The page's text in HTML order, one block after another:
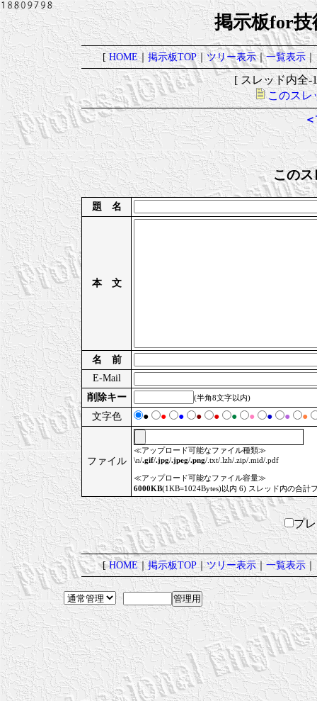
掲示板for技
[HOME｜掲示板TOP｜ツリー表示｜一覧表示｜
[ スレッド内全
このスレ
このス
題 名
本 文
名 前
E-Mail
削除キー
(半角8文字以内)
文字色 ● ● ● ● ● ● ● ● ● ●
ファイル
≪アップロード可能なファイル種類≫
\n/.gif/.jpg/.jpeg/.png/.txt/.lzh/.zip/.mid/.pdf
≪アップロード可能なファイル容量≫
6000KB(1KB=1024Bytes)以内 6) スレッド内の合計
プ
[HOME｜掲示板TOP｜ツリー表示｜一覧表示｜